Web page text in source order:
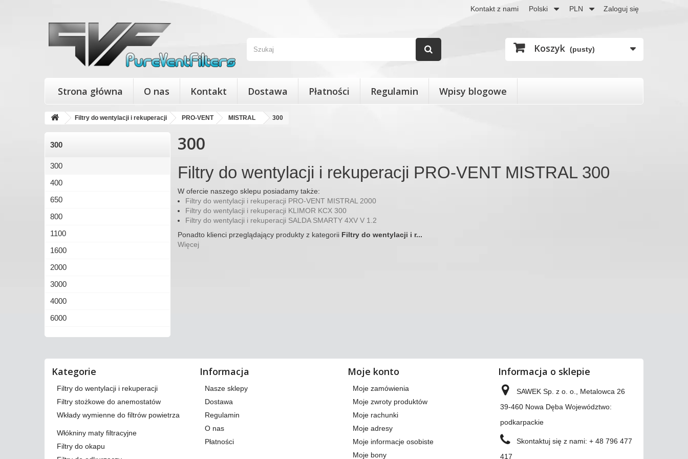
Zaloguj się
PLN
Polski
Kontakt z nami
Koszyk (pusty)
Strona główna O nas Kontakt Dostawa Płatności Regulamin Wpisy blogowe
Filtry do wentylacji i rekuperacji PRO-VENT MISTRAL 300
300
300
400
650
800
1100
1600
2000
3000
4000
6000
300
Filtry do wentylacji i rekuperacji PRO-VENT MISTRAL 300
W ofercie naszego sklepu posiadamy także:
Filtry do wentylacji i rekuperacji PRO-VENT MISTRAL 2000
Filtry do wentylacji i rekuperacji KLIMOR KCX 300
Filtry do wentylacji i rekuperacji SALDA SMARTY 4XV V 1.2
Ponadto klienci przeglądający produkty z kategorii Filtry do wentylacji i r...
Więcej
Kategorie
Filtry do wentylacji i rekuperacji
Filtry stożkowe do anemostatów
Wkłady wymienne do filtrów powietrza
Włókniny maty filtracyjne
Filtry do okapu
Informacja
Nasze sklepy
Dostawa
Regulamin
O nas
Płatności
Moje konto
Moje zamówienia
Moje zwroty produktów
Moje rachunki
Moje adresy
Moje informacje osobiste
Moje bony
Informacja o sklepie
SAWEK Sp. z o. o., Metalowca 26
39-460 Nowa Dęba Województwo:
podkarpackie
Skontaktuj się z nami: + 48 796 477
417